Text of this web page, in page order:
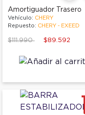
Amortiguador Trasero
Vehículo: CHERY
Repuesto: CHERY - EXEED
Price reduced from
$111.990to $89.592